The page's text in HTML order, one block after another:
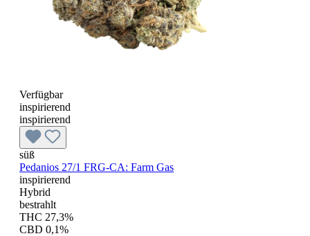
Verfügbar
inspirierend
inspirierend
süß
Pedanios 27/1 FRG-CA: Farm Gas
inspirierend
Hybrid
bestrahlt
THC 27,3%
CBD 0,1%